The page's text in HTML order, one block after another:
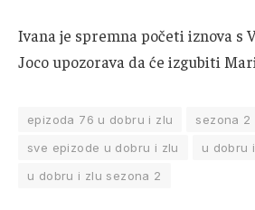
Ivana je spremna početi iznova s
Joco upozorava da će izgubiti
epizoda 76 u dobru i zlu
sezona 2
sve epizode u dobru i zlu
u dobru
u dobru i zlu sezona 2